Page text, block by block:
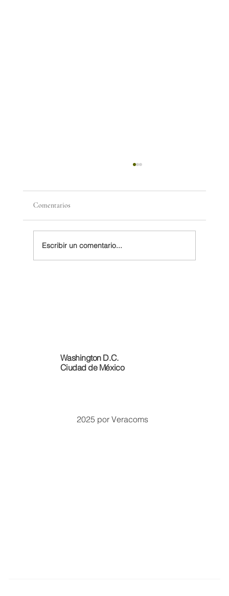
Comentarios
Escribir un comentario...
Washington D.C.
Ciudad de México
2025 por Veracoms